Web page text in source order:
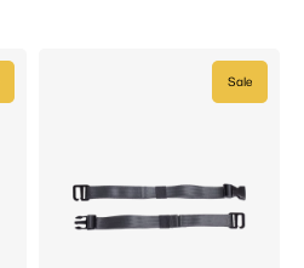
Sale